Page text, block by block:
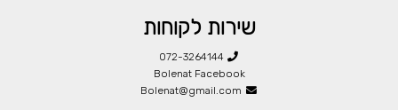
שירות לקוחות
072-3264144
Bolenat Facebook
Bolenat@gmail.com